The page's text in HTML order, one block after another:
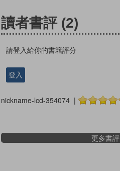
讀者書評 (2)
請登入給你的書籍評分
登入
nickname-lcd-354074 |
更多書評